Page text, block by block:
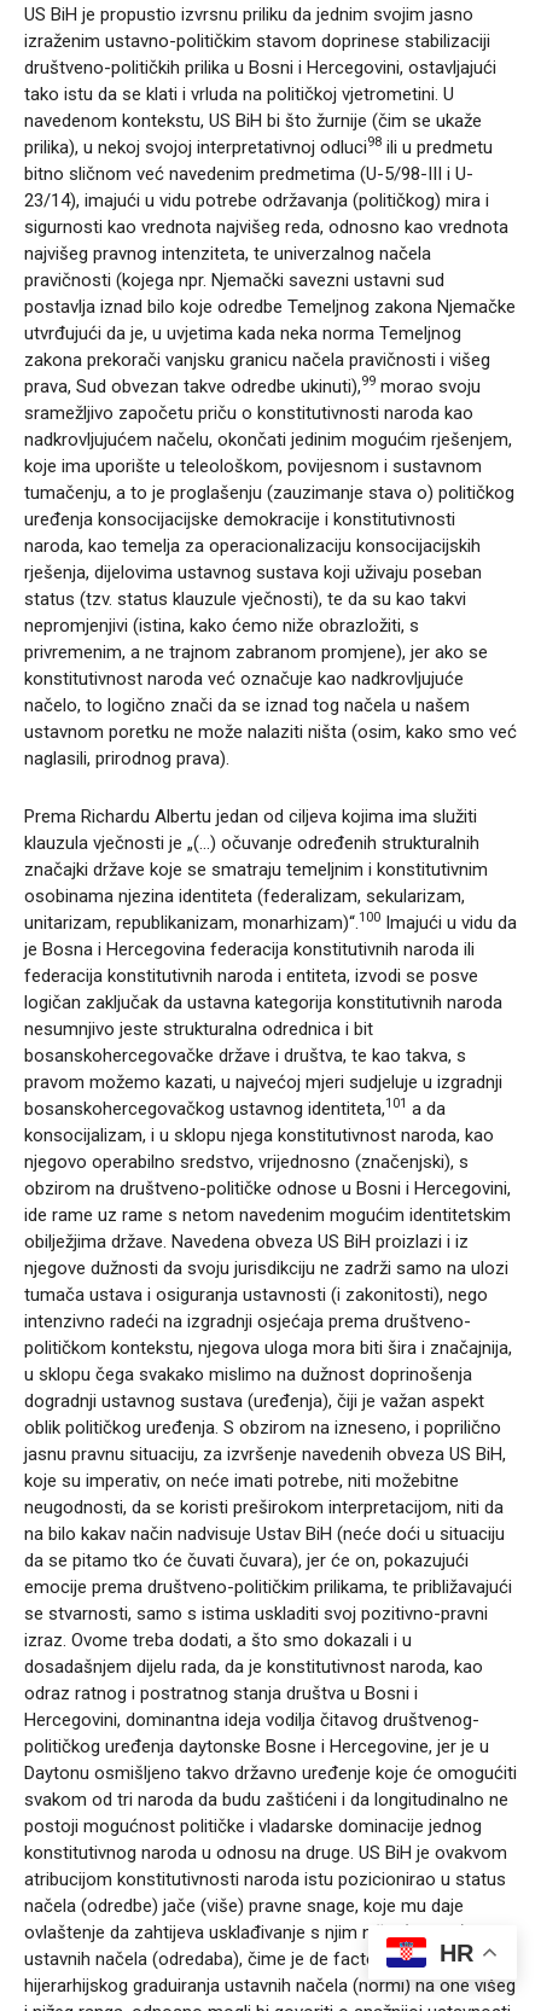
US BiH je propustio izvrsnu priliku da jednim svojim jasno
izraženim ustavno-političkim stavom doprinese stabilizaciji
društveno-političkih prilika u Bosni i Hercegovini, ostavljajući
tako istu da se klati i vrluda na političkoj vjetrometini. U
navedenom kontekstu, US BiH bi što žurnije (čim se ukaže
prilika), u nekoj svojoj interpretativnoj odluci98 ili u predmetu
bitno sličnom već navedenim predmetima (U-5/98-III i U-
23/14), imajući u vidu potrebe održavanja (političkog) mira i
sigurnosti kao vrednota najvišeg reda, odnosno kao vrednota
najvišeg pravnog intenziteta, te univerzalnog načela
pravičnosti (kojega npr. Njemački savezni ustavni sud
postavlja iznad bilo koje odredbe Temeljnog zakona Njemačke
utvrđujući da je, u uvjetima kada neka norma Temeljnog
zakona prekorači vanjsku granicu načela pravičnosti i višeg
prava, Sud obvezan takve odredbe ukinuti),99 morao svoju
sramežljivo započetu priču o konstitutivnosti naroda kao
nadkrovljujućem načelu, okončati jedinim mogućim rješenjem,
koje ima uporište u teleološkom, povijesnom i sustavnom
tumačenju, a to je proglašenju (zauzimanje stava o) političkog
uređenja konsocijacijske demokracije i konstitutivnosti
naroda, kao temelja za operacionalizaciju konsocijacijskih
rješenja, dijelovima ustavnog sustava koji uživaju poseban
status (tzv. status klauzule vječnosti), te da su kao takvi
nepromjenjivi (istina, kako ćemo niže obrazložiti, s
privremenim, a ne trajnom zabranom promjene), jer ako se
konstitutivnost naroda već označuje kao nadkrovljujuće
načelo, to logično znači da se iznad tog načela u našem
ustavnom poretku ne može nalaziti ništa (osim, kako smo već
naglasili, prirodnog prava).
Prema Richardu Albertu jedan od ciljeva kojima ima služiti
klauzula vječnosti je „(…) očuvanje određenih strukturalnih
značajki države koje se smatraju temeljnim i konstitutivnim
osobinama njezina identiteta (federalizam, sekularizam,
unitarizam, republikanizam, monarhizam)“. 100 Imajući u vidu da
je Bosna i Hercegovina federacija konstitutivnih naroda ili
federacija konstitutivnih naroda i entiteta, izvodi se posve
logičan zaključak da ustavna kategorija konstitutivnih naroda
nesumnjivo jeste strukturalna odrednica i bit
bosanskohercegovačke države i društva, te kao takva, s
pravom možemo kazati, u najvećoj mjeri sudjeluje u izgradnji
bosanskohercegovačkog ustavnog identiteta,101 a da
konsocijalizam, i u sklopu njega konstitutivnost naroda, kao
njegovo operabilno sredstvo, vrijednosno (značenjski), s
obzirom na društveno-političke odnose u Bosni i Hercegovini,
ide rame uz rame s netom navedenim mogućim identitetskim
obilježjima države. Navedena obveza US BiH proizlazi i iz
njegove dužnosti da svoju jurisdikciju ne zadrži samo na ulozi
tumača ustava i osiguranja ustavnosti (i zakonitosti), nego
intenzivno radeći na izgradnji osjećaja prema društveno-
političkom kontekstu, njegova uloga mora biti šira i značajnija,
u sklopu čega svakako mislimo na dužnost doprinošenja
dogradnji ustavnog sustava (uređenja), čiji je važan aspekt
oblik političkog uređenja. S obzirom na izneseno, i poprilično
jasnu pravnu situaciju, za izvršenje navedenih obveza US BiH,
koje su imperativ, on neće imati potrebe, niti možebitne
neugodnosti, da se koristi preširokom interpretacijom, niti da
na bilo kakav način nadvisuje Ustav BiH (neće doći u situaciju
da se pitamo tko će čuvati čuvara), jer će on, pokazujući
emocije prema društveno-političkim prilikama, te približavajući
se stvarnosti, samo s istima uskladiti svoj pozitivno-pravni
izraz. Ovome treba dodati, a što smo dokazali i u
dosadašnjem dijelu rada, da je konstitutivnost naroda, kao
odraz ratnog i postratnog stanja društva u Bosni i
Hercegovini, dominantna ideja vodilja čitavog društvenog-
političkog uređenja daytonske Bosne i Hercegovine, jer je u
Daytonu osmišljeno takvo državno uređenje koje će omogućiti
svakom od tri naroda da budu zaštićeni i da longitudinalno ne
postoji mogućnost političke i vladarske dominacije jednog
konstitutivnog naroda u odnosu na druge. US BiH je ovakvom
atribucijom konstitutivnosti naroda istu pozicionirao u status
načela (odredbe) jače (više) pravne snage, koje mu daje
ovlaštenje da zahtijeva usklađivanje s njim nižih (slabijih)
ustavnih načela (odredaba), čime je de facto stvorio sustav
hijerarhijskog graduiranja ustavnih načela (normi) na one višeg
HR